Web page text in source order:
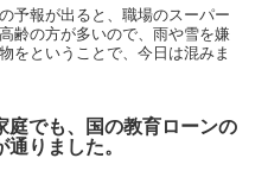
予報が出ると、職場のスーパー
齢の方が多いので、雨や雪を嫌
をということで、今日は混みま
庭でも、国の教育ローンの
りました。